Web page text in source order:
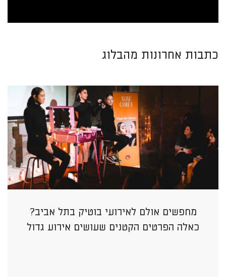
כתבות אחרונות מהבלוג
מחפשים אולם לאירועי בוטיק בתל אביב?
כאלה הפרטים הקטנים שעושים אירוע גדול